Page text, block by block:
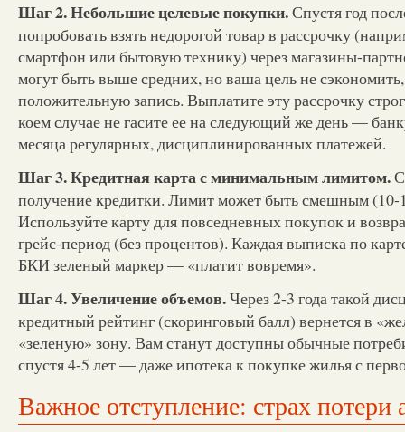
Шаг 2. Небольшие целевые покупки.Спустя год
попробовать взять недорогой товар в рассрочку
смартфон или бытовую технику) через магазины-
могут быть выше средних, но ваша цель не
положительную запись. Выплатите эту рассрочку
коем случае не гасите ее на следующий же день —
месяца регулярных, дисциплинированных платежей.
Шаг 3. Кредитная карта с минимальным лимитом.
получение кредитки. Лимит может быть смешным (10-
Используйте карту для повседневных покупок и
грейс-период (без процентов). Каждая выписка по
БКИ зеленый маркер — «платит вовремя».
Шаг 4. Увеличение объемов.Через 2-3 года такой
кредитный рейтинг (скоринговый балл) вернется в
«зеленую» зону. Вам станут доступны обычные
спустя 4-5 лет — даже ипотека к покупке жилья с
Важное отступление: страх потери